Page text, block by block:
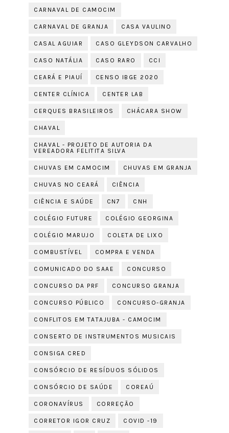
CARNAVAL DE CAMOCIM
CARNAVAL DE GRANJA CASA VAULINO
CASAL AGUIAR CASO GLEYDSON CARVALHO
CASO NATÁLIA CASO RARO CCI
CEARÁ E PIAUÍ CENSO IBGE 2020
CENTER CLÍNICA CENTER LAB
CERQUES BRASILEIROS CHÁCARA SHOW
CHAVAL
CHAVAL - PROJETO DE AUTORIA DA
VEREADORA FELITITA SILVA
CHUVAS EM CAMOCIM CHUVAS EM GRANJA
CHUVAS NO CEARÁ CIÊNCIA
CIÊNCIA E SAÚDE CN7 CNH
COLÉGIO FUTURE COLÉGIO GEORGINA
COLÉGIO MARUJO COLETA DE LIXO
COMBUSTÍVEL COMPRA E VENDA
COMUNICADO DO SAAE CONCURSO
CONCURSO DA PRF CONCURSO GRANJA
CONCURSO PÚBLICO CONCURSO-GRANJA
CONFLITOS EM TATAJUBA - CAMOCIM
CONSERTO DE INSTRUMENTOS MUSICAIS
CONSIGA CRED
CONSÓRCIO DE RESÍDUOS SÓLIDOS
CONSÓRCIO DE SAÚDE COREAÚ
CORONAVÍRUS CORREÇÃO
CORRETOR IGOR CRUZ COVID -19